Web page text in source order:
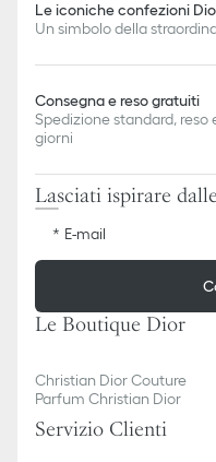
Le iconiche confezioni
Un simbolo della
Consegna e reso gratuiti
Spedizione standard,
giorni
Lasciati ispirare
E-mail
Le Boutique Dior
Christian Dior Couture
Parfum Christian Dior
Servizio Clienti